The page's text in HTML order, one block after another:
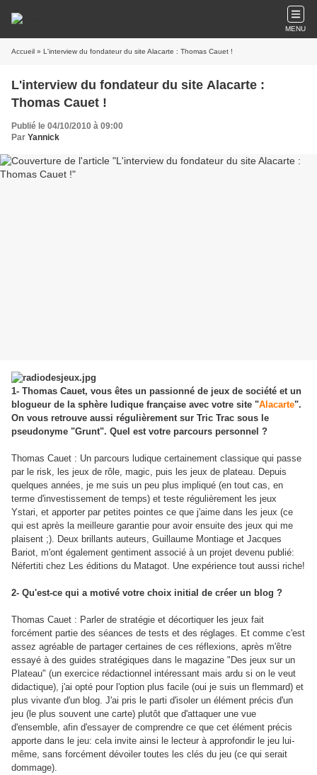
MENU
Accueil » L'interview du fondateur du site Alacarte : Thomas Cauet !
L'interview du fondateur du site Alacarte :
Thomas Cauet !
Publié le 04/10/2010 à 09:00
Par Yannick
1- Thomas Cauet, vous êtes un passionné de jeux de société et un
blogueur de la sphère ludique française avec votre site "Alacarte".
On vous retrouve aussi régulièrement sur Tric Trac sous le
pseudonyme "Grunt". Quel est votre parcours personnel ?
Thomas Cauet : Un parcours ludique certainement classique qui passe
par le risk, les jeux de rôle, magic, puis les jeux de plateau. Depuis
quelques années, je me suis un peu plus impliqué (en tout cas, en
terme d'investissement de temps) et teste régulièrement les jeux
Ystari, et apporter par petites pointes ce que j'aime dans les jeux (ce
qui est après la meilleure garantie pour avoir ensuite des jeux qui me
plaisent ;). Deux brillants auteurs, Guillaume Montiage et Jacques
Bariot, m'ont également gentiment associé à un projet devenu publié:
Néfertiti chez Les éditions du Matagot. Une expérience tout aussi riche!
2- Qu'est-ce qui a motivé votre choix initial de créer un blog ?
Thomas Cauet : Parler de stratégie et décortiquer les jeux fait
forcément partie des séances de tests et des réglages. Et comme c'est
assez agréable de partager certaines de ces réflexions, après m'être
essayé à des guides stratégiques dans le magazine "Des jeux sur un
Plateau" (un exercice rédactionnel intéressant mais ardu si on le veut
didactique), j'ai opté pour l'option plus facile (oui je suis un flemmard) et
plus vivante d'un blog. J'ai pris le parti d'isoler un élément précis d'un
jeu (le plus souvent une carte) plutôt que d'attaquer une vue
d'ensemble, afin d'essayer de comprendre ce que cet élément précis
apporte dans le jeu: cela invite ainsi le lecteur à approfondir le jeu lui-
même, sans forcément dévoiler toutes les clés du jeu (ce qui serait
dommage).